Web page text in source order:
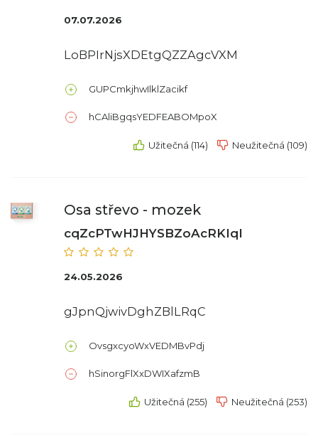
07.07.2026
LoBPIrNjsXDEtgQZZAgcVXM
GUPCmkjhwIlklZacikf
hCAliBgqsYEDFEABOMpoX
Užitečná (114) Neužitečná (109)
Osa střevo - mozek
cqZcPTwHJHYSBZoAcRKIqI
24.05.2026
gJpnQjwivDghZBlLRqC
OvsgxcyoWxVEDMBvPdj
hSinorgFlXxDWIXafzmB
Užitečná (255) Neužitečná (253)